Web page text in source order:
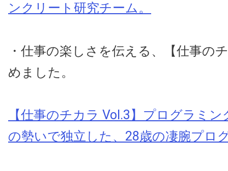
ンクリート研究チーム。
・仕事の楽しさを伝える、【仕事の
めました。
【仕事のチカラ Vol.3】プログラミ
の勢いで独立した、28歳の凄腕プロ